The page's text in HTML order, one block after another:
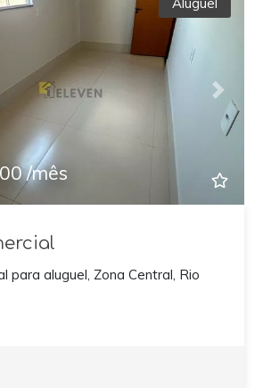
Next
Aluguel
/mês
para aluguel, Zona Central, Rio